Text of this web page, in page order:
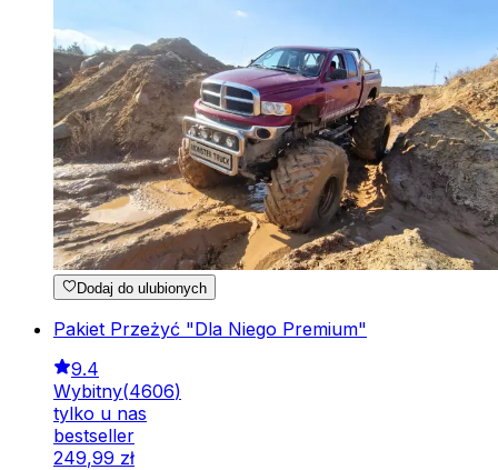
Dodaj do ulubionych
Pakiet Przeżyć "Dla Niego Premium"
9.4
Wybitny(4606)
tylko u nas
bestseller
249,99 zł